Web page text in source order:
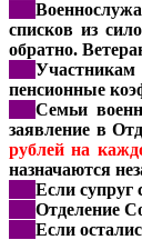
списков из
обратно.
пенсионные
Семьи
заявление в
рублей на
назначаются
Если супруг
Отделение
Если